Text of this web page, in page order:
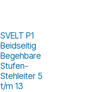
SVELT P1
Beidseitig
Begehbare
Stufen-
Stehleiter 5
t/m 13